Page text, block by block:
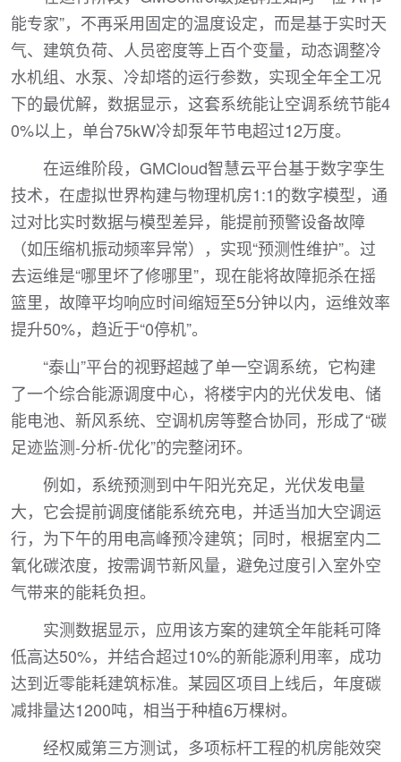
能专家”，不再采用固定的温度设定，而是基于实时天
气、建筑负荷、人员密度等上百个变量，动态调整冷
水机组、水泵、冷却塔的运行参数，实现全年全工况
下的最优解，数据显示，这套系统能让空调系统节能4
0%以上，单台75kW冷却泵年节电超过12万度。
在运维阶段，GMCloud智慧云平台基于数字孪生
技术，在虚拟世界构建与物理机房1:1的数字模型，通
过对比实时数据与模型差异，能提前预警设备故障
（如压缩机振动频率异常），实现“预测性维护”。过
去运维是“哪里坏了修哪里”，现在能将故障扼杀在摇
篮里，故障平均响应时间缩短至5分钟以内，运维效率
提升50%，趋近于“0停机”。
“泰山”平台的视野超越了单一空调系统，它构建
了一个综合能源调度中心，将楼宇内的光伏发电、储
能电池、新风系统、空调机房等整合协同，形成了“碳
足迹监测-分析-优化”的完整闭环。
例如，系统预测到中午阳光充足，光伏发电量
大，它会提前调度储能系统充电，并适当加大空调运
行，为下午的用电高峰预冷建筑；同时，根据室内二
氧化碳浓度，按需调节新风量，避免过度引入室外空
气带来的能耗负担。
实测数据显示，应用该方案的建筑全年能耗可降
低高达50%，并结合超过10%的新能源利用率，成功
达到近零能耗建筑标准。某园区项目上线后，年度碳
减排量达1200吨，相当于种植6万棵树。
经权威第三方测试，多项标杆工程的机房能效突